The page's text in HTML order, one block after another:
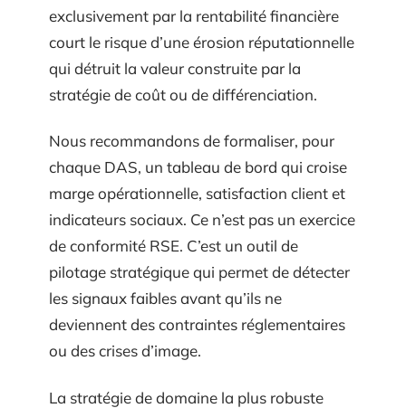
exclusivement par la rentabilité financière
court le risque d’une érosion réputationnelle
qui détruit la valeur construite par la
stratégie de coût ou de différenciation.
Nous recommandons de formaliser, pour
chaque DAS, un tableau de bord qui croise
marge opérationnelle, satisfaction client et
indicateurs sociaux. Ce n’est pas un exercice
de conformité RSE. C’est un outil de
pilotage stratégique qui permet de détecter
les signaux faibles avant qu’ils ne
deviennent des contraintes réglementaires
ou des crises d’image.
La stratégie de domaine la plus robuste